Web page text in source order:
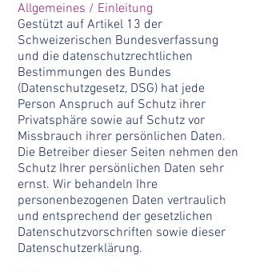
Allgemeines / Einleitung
Gestützt auf Artikel 13 der
Schweizerischen Bundesverfassung
und die datenschutzrechtlichen
Bestimmungen des Bundes
(Datenschutzgesetz, DSG) hat jede
Person Anspruch auf Schutz ihrer
Privatsphäre sowie auf Schutz vor
Missbrauch ihrer persönlichen Daten.
Die Betreiber dieser Seiten nehmen den
Schutz Ihrer persönlichen Daten sehr
ernst. Wir behandeln Ihre
personenbezogenen Daten vertraulich
und entsprechend der gesetzlichen
Datenschutzvorschriften sowie dieser
Datenschutzerklärung.